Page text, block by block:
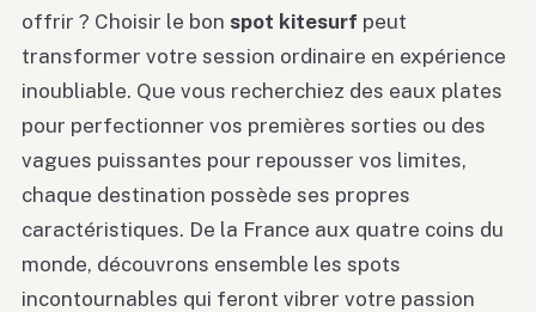
offrir ? Choisir le bon spot kitesurf peut
transformer votre session ordinaire en expérience
inoubliable. Que vous recherchiez des eaux plates
pour perfectionner vos premières sorties ou des
vagues puissantes pour repousser vos limites,
chaque destination possède ses propres
caractéristiques. De la France aux quatre coins du
monde, découvrons ensemble les spots
incontournables qui feront vibrer votre passion